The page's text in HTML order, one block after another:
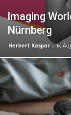
Imaging
Nürnberg
Herbert Kaspar - 6.